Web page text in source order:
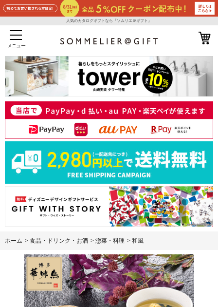
人気のカタログギフトなら『ソムリエ＠ギフト』
メニュー
ホーム > 食品・ドリンク・お酒 > 惣菜・料理 > 和風